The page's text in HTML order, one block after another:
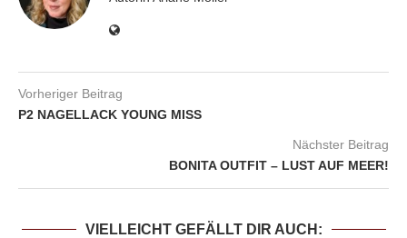
Vorheriger Beitrag
P2 NAGELLACK YOUNG MISS
Nächster Beitrag
BONITA OUTFIT – LUST AUF MEER!
VIELLEICHT GEFÄLLT DIR AUCH: